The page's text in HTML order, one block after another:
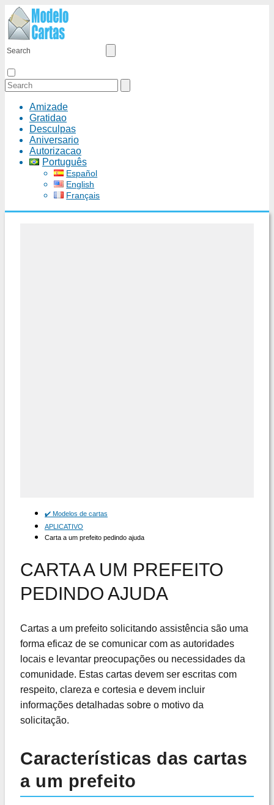
Amizade
Gratidao
Desculpas
Aniversario
Autorizacao
Português
Español
English
Français
✔️ Modelos de cartas
APLICATIVO
Carta a um prefeito pedindo ajuda
CARTA A UM PREFEITO
PEDINDO AJUDA
Cartas a um prefeito solicitando assistência são uma
forma eficaz de se comunicar com as autoridades
locais e levantar preocupações ou necessidades da
comunidade. Estas cartas devem ser escritas com
respeito, clareza e cortesia e devem incluir
informações detalhadas sobre o motivo da
solicitação.
Características das cartas
a um prefeito